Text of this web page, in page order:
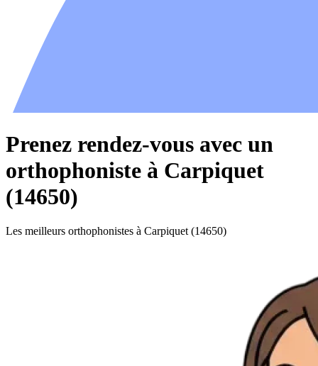
Prenez rendez-vous avec un
orthophoniste à Carpiquet
(14650)
Les meilleurs orthophonistes à Carpiquet (14650)